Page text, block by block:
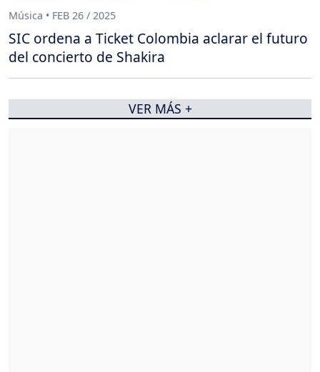
Música • FEB 26 / 2025
SIC ordena a Ticket Colombia aclarar el futuro
del concierto de Shakira
VER MÁS +